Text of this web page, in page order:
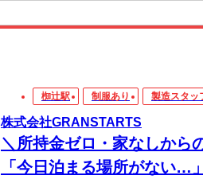
椥辻駅 制服あり 製造スタッ
株式会社GRANSTARTS
＼所持金ゼロ・家なしから
「今日泊まる場所がない…